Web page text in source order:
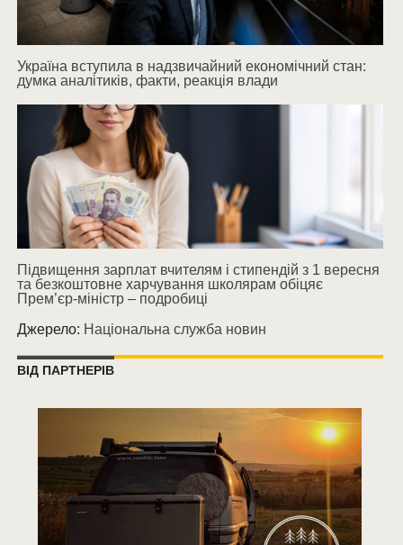
Україна вступила в надзвичайний економічний стан:
думка аналітиків, факти, реакція влади
Підвищення зарплат вчителям і стипендій з 1 вересня
та безкоштовне харчування школярам обіцяє
Прем’єр-міністр – подробиці
Джерело: Національна служба новин
ВІД ПАРТНЕРІВ